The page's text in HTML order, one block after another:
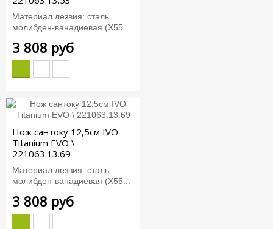
Материал лезвия: сталь
молибден-ванадиевая (X55...
3 808 руб
Нож сантоку 12,5см IVO
Titanium EVO \
221063.13.69
Материал лезвия: сталь
молибден-ванадиевая (X55...
3 808 руб